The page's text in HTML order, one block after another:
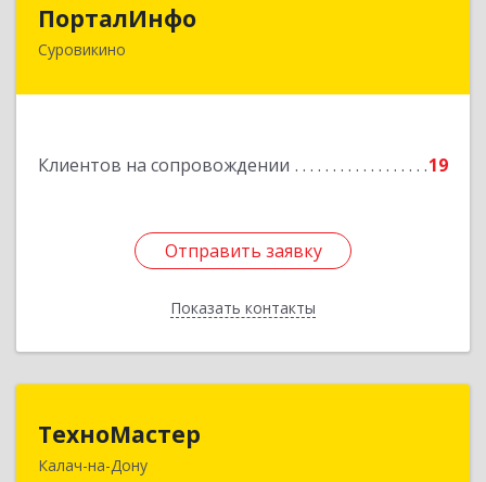
ПорталИнфо
Суровикино
Клиентов на сопровождении 19
Отправить заявку
Показать контакты
404414, г.Суровкино Волгоградской обл. ул. 1-й
Отправить заявку
Назад
ТехноМастер
Калач-на-Дону
404503, Волгоградская обл, Калач-на-Дону г,